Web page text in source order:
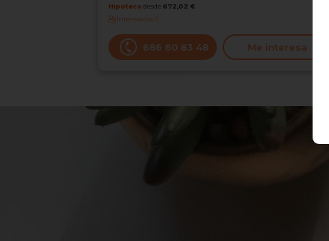
Hipoteca desde 672,02 €
Interesados0
686 60 83 48 Me interesa